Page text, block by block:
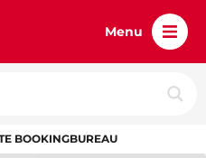
Menu
BOOKINGBUREAU